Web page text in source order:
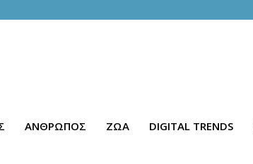
ΑΝΘΡΩΠΟΣ ΖΩΑ DIGITAL TRENDS